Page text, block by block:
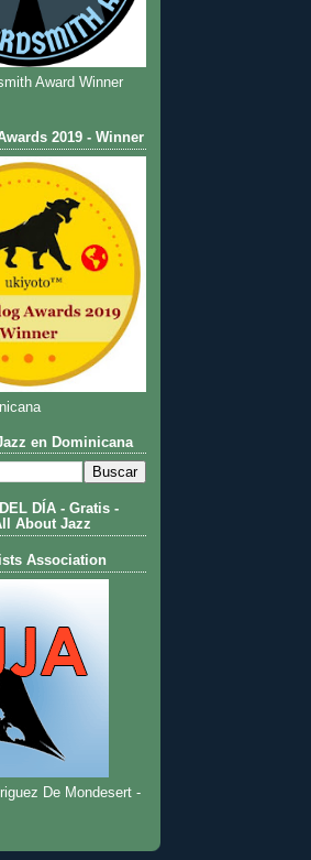
Award Winner
2019 - Winner
en Dominicana
DÍA - Gratis -
About Jazz
Association
De Mondesert -